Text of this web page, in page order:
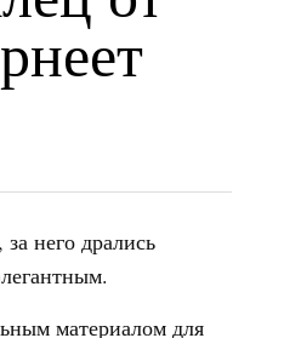
него дрались
материалом для